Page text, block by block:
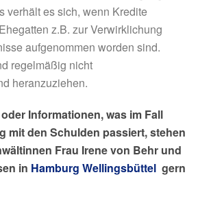
verhält es sich, wenn Kredite
z.B. zur Verwirklichung
aufgenommen worden sind.
regelmäßig nicht
heranzuziehen.
Informationen, was im Fall
mit den Schulden passiert, stehen
Frau Irene von Behr und
in Hamburg Wellingsbüttel gern